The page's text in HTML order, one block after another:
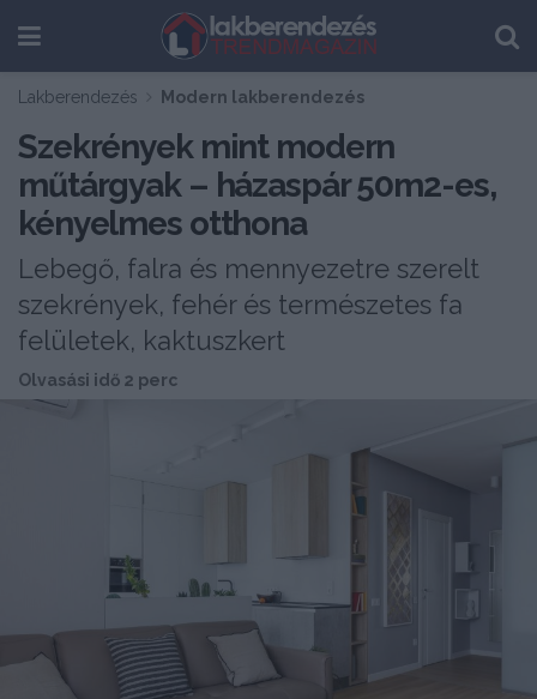
Lakberendezés Modern lakberendezés
Szekrények mint modern
műtárgyak – házaspár 50m2-es,
kényelmes otthona
Lebegő, falra és mennyezetre szerelt
szekrények, fehér és természetes fa
felületek, kaktuszkert
Olvasási idő 2 perc